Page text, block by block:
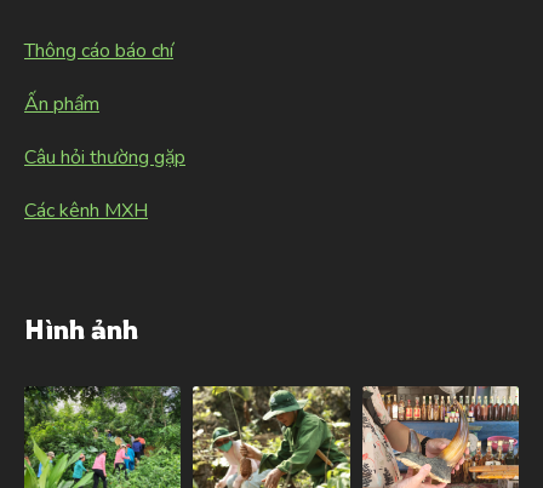
Thông cáo báo chí
Ấn phẩm
Câu hỏi thường gặp
Các kênh MXH
Hình ảnh